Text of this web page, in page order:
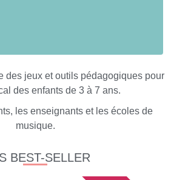
des jeux et outils pédagogiques pour
des enfants de 3 à 7 ans.
les enseignants et les écoles de
musique.
BEST-SELLER